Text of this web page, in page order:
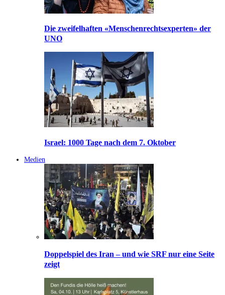
Die zweifelhaften «Menschenrechtsexperten» der
UNO
Israel: 1000 Tage nach dem 7. Oktober
Medien
Doppelspiel des Iran – und wie SRF nur eine Seite
zeigt